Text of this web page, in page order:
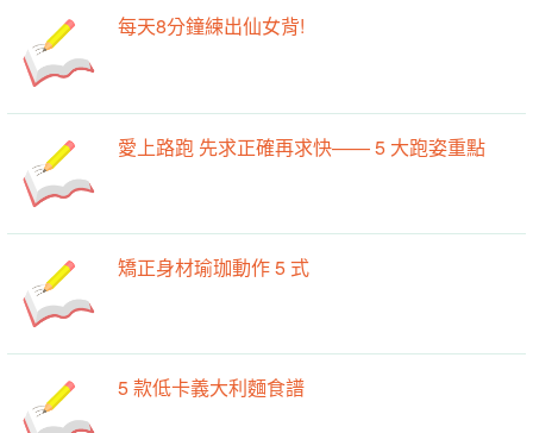
每天8分鐘練出仙女背!
愛上路跑 先求正確再求快—— 5 大跑姿重點
矯正身材瑜珈動作 5 式
5 款低卡義大利麵食譜